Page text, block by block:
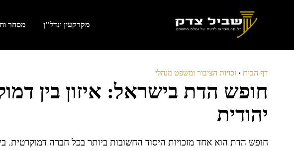
מקרקעין ונדל"ן מסחר
דף הבית › זכויות הציבור ומשפט מנהלי
חופש הדת בישראל: איזון בין
יהודית
חופש הדת הוא אחד מזכויות היסוד החשובות ביותר בכל חברה דמוקרטית.